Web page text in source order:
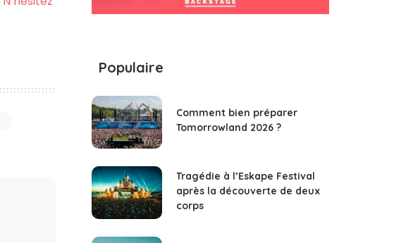
Populaire
Comment bien préparer
Tomorrowland 2026 ?
Tragédie à l’Eskape Festival
après la découverte de deux
corps